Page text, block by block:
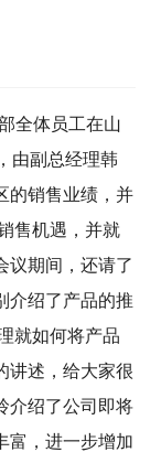
全体员工在山
由副总经理韩
的销售业绩，并
售机遇，并就
议期间，还请了
介绍了产品的推
就如何将产品
讲述，给大家很
介绍了公司即将
富，进一步增加